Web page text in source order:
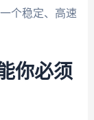
个稳定、高速
你必须